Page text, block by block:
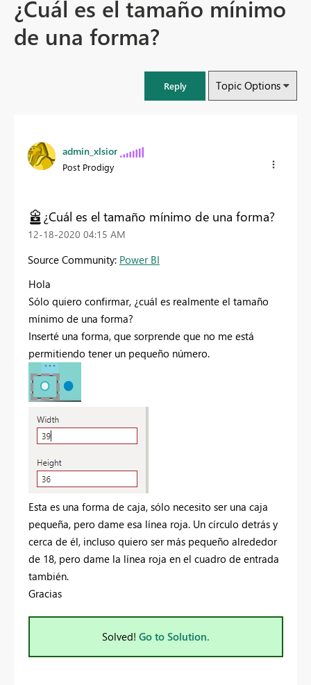
¿Cuál es el tamaño mínimo
de una forma?
Reply Topic Options
admin_xlsior
Post Prodigy
¿Cuál es el tamaño mínimo de una forma?
‎12-18-2020 04:15 AM
Source Community: Power BI
Hola
Sólo quiero confirmar, ¿cuál es realmente el tamaño
mínimo de una forma?
Inserté una forma, que sorprende que no me está
permitiendo tener un pequeño número.
Esta es una forma de caja, sólo necesito ser una caja
pequeña, pero dame esa línea roja. Un círculo detrás y
cerca de él, incluso quiero ser más pequeño alrededor
de 18, pero dame la línea roja en el cuadro de entrada
también.
Gracias
Solved! Go to Solution.